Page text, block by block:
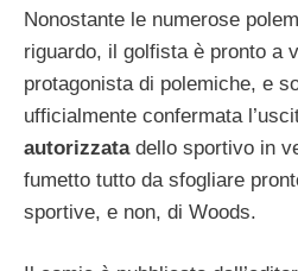
Nonostante le numerose
riguardo, il golfista è pronto a
protagonista di polemiche, e
ufficialmente confermata
autorizzatadello sportivo in
fumetto tutto da sfogliare
sportive, e non, di Woods.